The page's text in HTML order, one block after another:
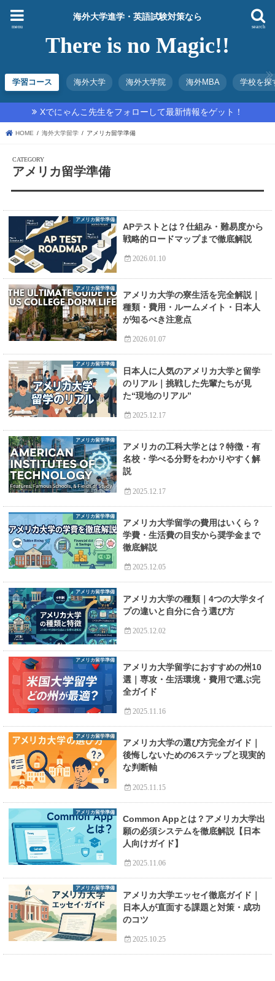
海外大学進学・英語試験対策なら
There is no Magic!!
search
menu
学習コース 海外大学 海外大学院 海外MBA 学校を探
Xでにゃんこ先生をフォローして最新情報をゲット！
HOME 海外大学留学 アメリカ留学準備
アメリカ留学準備
アメリカ留学準備
APテストとは？仕組み・難易度から
戦略的ロードマップまで徹底解説
2026.01.10
アメリカ留学準備
アメリカ大学の寮生活を完全解説｜
種類・費用・ルームメイト・日本人
が知るべき注意点
2026.01.07
アメリカ留学準備
日本人に人気のアメリカ大学と留学
のリアル｜挑戦した先輩たちが見
た“現地のリアル”
2025.12.17
アメリカ留学準備
アメリカの工科大学とは？特徴・有
名校・学べる分野をわかりやすく解
説
2025.12.17
アメリカ留学準備
アメリカ大学留学の費用はいくら？
学費・生活費の目安から奨学金まで
徹底解説
2025.12.05
アメリカ留学準備
アメリカ大学の種類｜4つの大学タイ
プの違いと自分に合う選び方
2025.12.02
アメリカ留学準備
アメリカ大学留学におすすめの州10
選｜専攻・生活環境・費用で選ぶ完
全ガイド
2025.11.16
アメリカ留学準備
アメリカ大学の選び方完全ガイド｜
後悔しないための6ステップと現実的
な判断軸
2025.11.15
アメリカ留学準備
Common Appとは？アメリカ大学出
願の必須システムを徹底解説【日本
人向けガイド】
2025.11.06
アメリカ留学準備
アメリカ大学エッセイ徹底ガイド｜
日本人が直面する課題と対策・成功
のコツ
2025.10.25